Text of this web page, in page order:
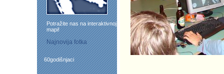
Potražite nas na interaktivnoj
mapi!
Najnovija fotka
60godišnjaci